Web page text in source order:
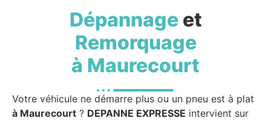
Dépannageet
Remorquage
à Maurecourt
Votre véhicule ne démarre plus ou un pneu est à plat
à Maurecourt ? DEPANNE EXPRESSE intervient sur